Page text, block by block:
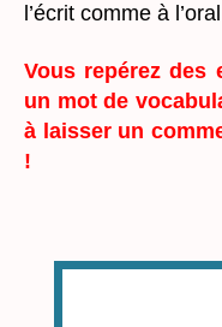
l’écrit comme à
Vous repérez des
un mot de
à laisser un
!